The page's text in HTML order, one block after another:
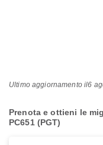
Ultimo aggiornamento il6
Prenota e ottieni le
PC651 (PGT)